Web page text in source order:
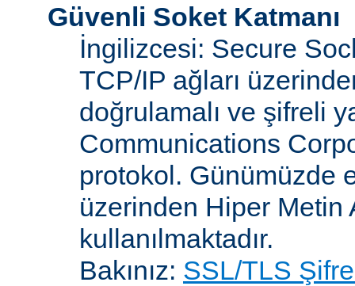
Güvenli Soket Katmanı
İngilizcesi: Secure
TCP/IP ağları
doğrulamalı ve şifreli
Communications
protokol. Günümüzde
üzerinden Hiper Metin
kullanılmaktadır.
Bakınız: SSL/TLS